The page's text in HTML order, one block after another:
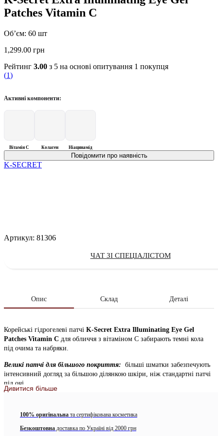
Patches Vitamin C
Об’єм: 60 шт
1,299.00 грн
Рейтинг 3.00 з 5 на основі опитування 1 покупця
(1)
Активні компоненти:
Вітамін С Колаген Ніацинамід
K‑SECRET
Артикул: 81306
ЧАТ ЗІ СПЕЦІАЛІСТОМ
Опис Склад Деталі
Корейські гідрогелеві патчі K-Secret Extra Illuminating Eye Gel
Patches Vitamin C для обличчя з вітаміном С забирають темні кола
під очима та набряки.
Великі патчі для більшого покриття: більші шматки забезпечують
інтенсивний догляд за більшою ділянкою шкіри, ніж стандартні патчі
під очі.
областей, таких як губи, насуплені брови та шия.
Дивитися більше
100% оригінальна та сертифікована косметика
Безкоштовна доставка по Україні від 2000 грн